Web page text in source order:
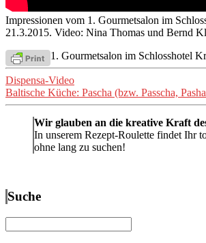
Impressionen vom 1. Gourmetsalon im
21.3.2015. Video: Nina Thomas und Bernd
1. Gourmetsalon im Schlosshotel
Beitragsnavigation
Dispensa-Video
Baltische Küche: Pascha (bzw. Passcha,
Wir glauben an die kreative Kraft
In unserem Rezept-Roulette findet Ihr
ohne lang zu suchen!
Suche
nach: